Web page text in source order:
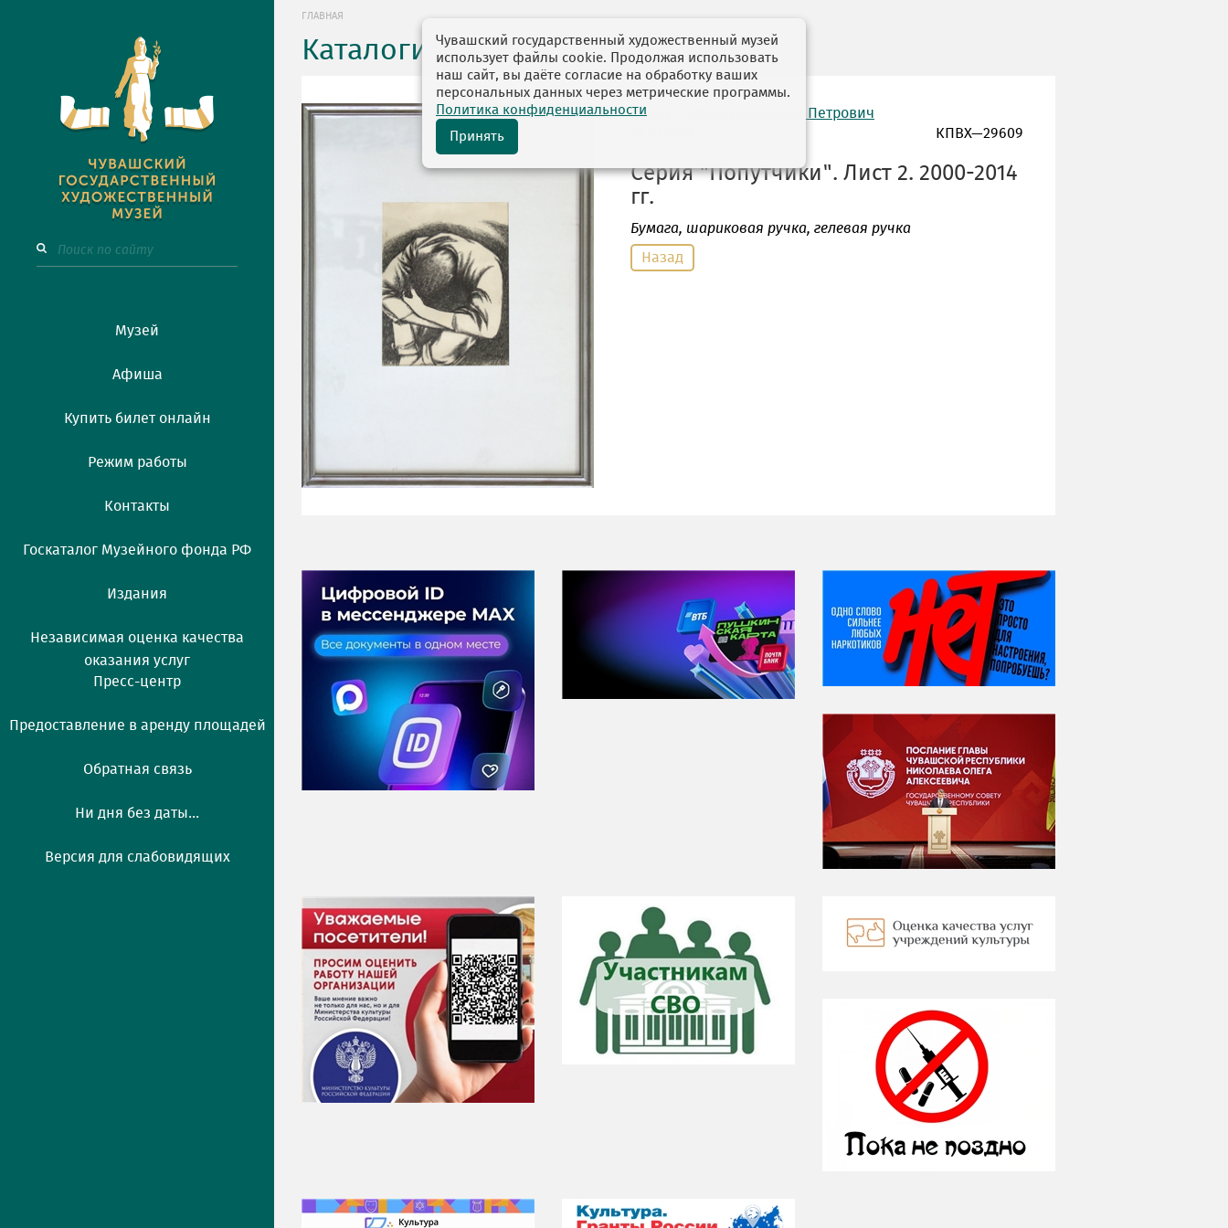
Музей
Афиша
Купить билет онлайн
Режим работы
Контакты
Госкаталог Музейного фонда РФ
Издания
Независимая оценка качества
оказания услуг
Пресс-центр
Предоставление в аренду площадей
Обратная связь
Ни дня без даты...
Версия для слабовидящих
ГЛАВНАЯ
Каталоги выставок
автор: Рыбкин Анатолий Петрович
КПВХ—29609
Серия "Попутчики". Лист 2. 2000-2014
гг.
Бумага, шариковая ручка, гелевая ручка
Назад
НИ ДНЯ БЕЗ ДАТЫ...
07 августа
Я встретил вас – и
всё былое...
Чувашский государственный художественный музей
использует файлы cookie. Продолжая использовать
наш сайт, вы даёте согласие на обработку ваших
персональных данных через метрические программы.
Политика конфиденциальности
Принять